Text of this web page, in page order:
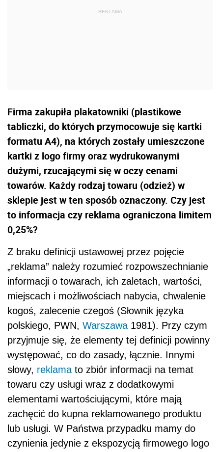
Firma zakupiła plakatowniki (plastikowe
tabliczki, do których przymocowuje się kartki
formatu A4), na których zostały umieszczone
kartki z logo firmy oraz wydrukowanymi
dużymi, rzucającymi się w oczy cenami
towarów. Każdy rodzaj towaru (odzież) w
sklepie jest w ten sposób oznaczony. Czy jest
to informacja czy reklama ograniczona limitem
0,25%?
Z braku definicji ustawowej przez pojęcie
„reklama” należy rozumieć rozpowszechnianie
informacji o towarach, ich zaletach, wartości,
miejscach i możliwościach nabycia, chwalenie
kogoś, zalecenie czegoś (Słownik języka
polskiego, PWN, Warszawa 1981). Przy czym
przyjmuje się, że elementy tej definicji powinny
występować, co do zasady, łącznie. Innymi
słowy, reklama to zbiór informacji na temat
towaru czy usługi wraz z dodatkowymi
elementami wartościującymi, które mają
zachęcić do kupna reklamowanego produktu
lub usługi. W Państwa przypadku mamy do
czynienia jedynie z ekspozycją firmowego logo